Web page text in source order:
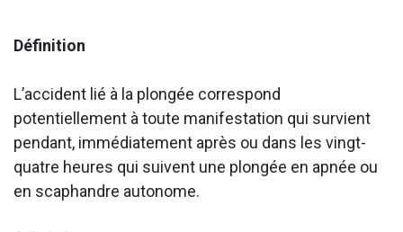
Définition
L’accident lié à la plongée correspond
potentiellement à toute manifestation qui survient
pendant, immédiatement après ou dans les vingt-
quatre heures qui suivent une plongée en apnée ou
en scaphandre autonome.